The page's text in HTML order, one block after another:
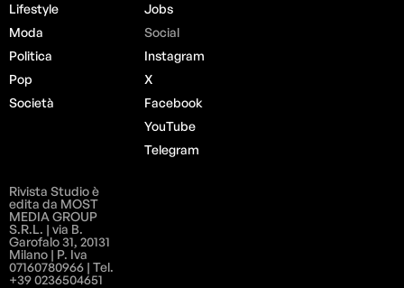
Lifestyle
Moda
Politica
Pop
Società
Jobs
Social
Instagram
X
Facebook
YouTube
Telegram
Rivista Studio è
edita da MOST
MEDIA GROUP
S.R.L. | via B.
Garofalo 31, 20131
Milano | P. Iva
07160780966 | Tel.
+39 0236504651